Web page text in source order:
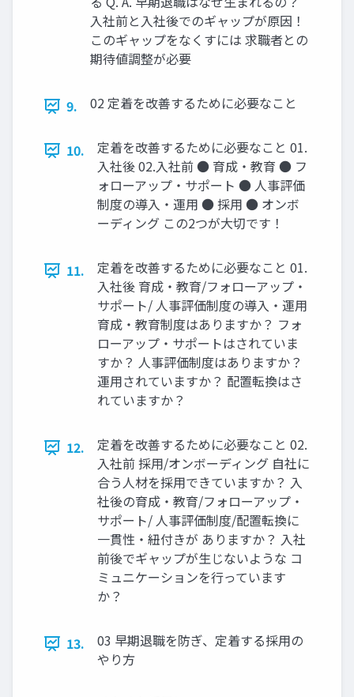
⼊社前と⼊社後でのギャップが原因！
このギャップをなくすには 求職者との
期待値調整が必要
9. 02 定着を改善するために必要なこと
10.
定着を改善するために必要なこと 01.
⼊社後 02.⼊社前 ● 育成‧教育 ● フ
ォローアップ‧サポート ● ⼈事評価
制度の導⼊‧運⽤ ● 採⽤ ● オンボ
ーディング この2つが⼤切です！
11.
定着を改善するために必要なこと 01.
⼊社後 育成‧教育/フォローアップ‧
サポート/ ⼈事評価制度の導⼊‧運⽤
育成‧教育制度はありますか？ フォ
ローアップ‧サポートはされていま
すか？ ⼈事評価制度はありますか？
運⽤されていますか？ 配置転換はさ
れていますか？
12.
定着を改善するために必要なこと 02.
⼊社前 採⽤/オンボーディング ⾃社に
合う⼈材を採⽤できていますか？ ⼊
社後の育成‧教育/フォローアップ‧
サポート/ ⼈事評価制度/配置転換に
⼀貫性‧紐付きが ありますか？ ⼊社
前後でギャップが⽣じないような コ
ミュニケーションを⾏っています
か？
13.
03 早期退職を防ぎ、定着する採⽤の
やり⽅